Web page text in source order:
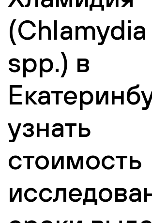
(Chlamydia
spp.) в
узнать
стоимость